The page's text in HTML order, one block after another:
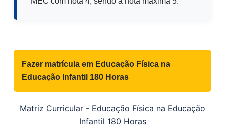
Fazer matrícula em Educação Física na
Educação Infantil 180 Horas
Matriz Curricular - Educação Física na Educação
Infantil 180 Horas